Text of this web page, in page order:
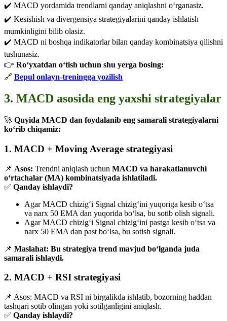
✔️ MACD yordamida trendlarni qanday aniqlashni o‘rganasiz.
✔️ Kesishish va divergensiya strategiyalarini qanday ishlatish
mumkinligini bilib olasiz.
✔️ MACD ni boshqa indikatorlar bilan qanday kombinatsiya qilishni
tushunasiz.
👉 Ro‘yxatdan o‘tish uchun shu yerga bosing:
🔗 Bepul onlayn-treningga yozilish
3. MACD asosida eng yaxshi strategiyalar
🚀 Quyida MACD dan foydalanib eng samarali strategiyalarni
ko‘rib chiqamiz:
1. MACD + Moving Average strategiyasi
📌 Asos: Trendni aniqlash uchun MACD va harakatlanuvchi
o‘rtachalar (MA) kombinatsiyada ishlatiladi.
✅ Qanday ishlaydi?
Agar MACD chizig‘i Signal chizig‘ini yuqoriga kesib o‘tsa
va narx 50 EMA dan yuqorida bo‘lsa, bu sotib olish signali.
Agar MACD chizig‘i Signal chizig‘ini pastga kesib o‘tsa va
narx 50 EMA dan past bo‘lsa, bu sotish signali.
📌 Maslahat: Bu strategiya trend mavjud bo‘lganda juda
samarali ishlaydi.
2. MACD + RSI strategiyasi
📌 Asos: MACD va RSI ni birgalikda ishlatib, bozorning haddan
tashqari sotib olingan yoki sotilganligini aniqlash.
✅ Qanday ishlaydi?